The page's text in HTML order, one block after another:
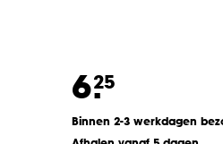
6.25
Binnen 2-3 werkdagen